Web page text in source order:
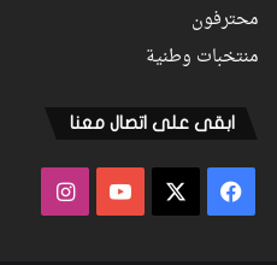
محترفون
منتخبات وطنية
ابقى على اتصال معنا
فيسبوك ‫YouTubeانستقرام